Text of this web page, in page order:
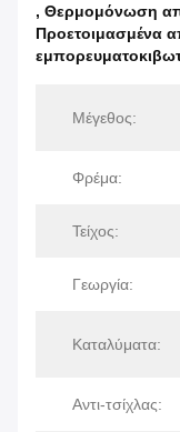
, Θερμομόνωση
Προετοιμασμένα
Μέγεθος:
Φρέμα:
Τείχος:
Γεωργία:
Καταλύματα:
Αντι-τσίχλας: